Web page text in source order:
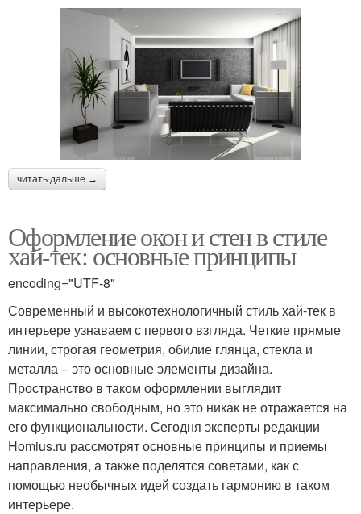
читать дальше →
Оформление окон и стен в стиле
хай-тек: основные принципы
encoding="UTF-8"
Современный и высокотехнологичный стиль хай-тек в
интерьере узнаваем с первого взгляда. Четкие прямые
линии, строгая геометрия, обилие глянца, стекла и
металла – это основные элементы дизайна.
Пространство в таком оформлении выглядит
максимально свободным, но это никак не отражается на
его функциональности. Сегодня эксперты редакции
Homius.ru рассмотрят основные принципы и приемы
направления, а также поделятся советами, как с
помощью необычных идей создать гармонию в таком
интерьере.